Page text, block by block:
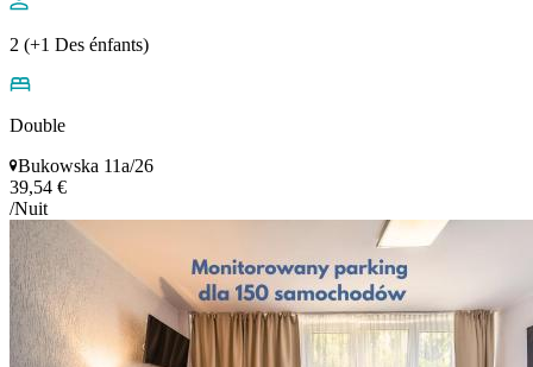
2 (+1 Des énfants)
Double
Bukowska 11a/26
39,54 €
/Nuit